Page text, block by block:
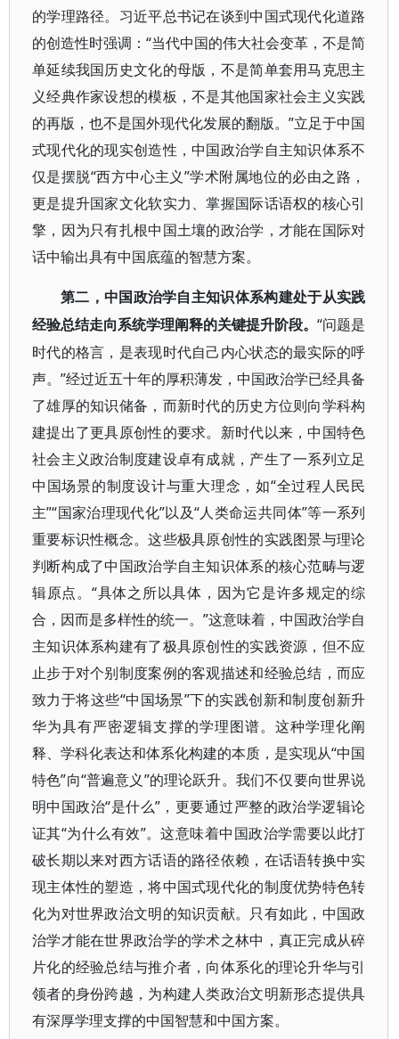
的学理路径。习近平总书记在谈到中国式现代化道路
的创造性时强调：“当代中国的伟大社会变革，不是简
单延续我国历史文化的母版，不是简单套用马克思主
义经典作家设想的模板，不是其他国家社会主义实践
的再版，也不是国外现代化发展的翻版。”立足于中国
式现代化的现实创造性，中国政治学自主知识体系不
仅是摆脱“西方中心主义”学术附属地位的必由之路，
更是提升国家文化软实力、掌握国际话语权的核心引
擎，因为只有扎根中国土壤的政治学，才能在国际对
话中输出具有中国底蕴的智慧方案。
第二，中国政治学自主知识体系构建处于从实践
经验总结走向系统学理阐释的关键提升阶段。“问题是
时代的格言，是表现时代自己内心状态的最实际的呼
声。”经过近五十年的厚积薄发，中国政治学已经具备
了雄厚的知识储备，而新时代的历史方位则向学科构
建提出了更具原创性的要求。新时代以来，中国特色
社会主义政治制度建设卓有成就，产生了一系列立足
中国场景的制度设计与重大理念，如“全过程人民民
主”“国家治理现代化”以及“人类命运共同体”等一系列
重要标识性概念。这些极具原创性的实践图景与理论
判断构成了中国政治学自主知识体系的核心范畴与逻
辑原点。“具体之所以具体，因为它是许多规定的综
合，因而是多样性的统一。”这意味着，中国政治学自
主知识体系构建有了极具原创性的实践资源，但不应
止步于对个别制度案例的客观描述和经验总结，而应
致力于将这些“中国场景”下的实践创新和制度创新升
华为具有严密逻辑支撑的学理图谱。这种学理化阐
释、学科化表达和体系化构建的本质，是实现从“中国
特色”向“普遍意义”的理论跃升。我们不仅要向世界说
明中国政治“是什么”，更要通过严整的政治学逻辑论
证其“为什么有效”。这意味着中国政治学需要以此打
破长期以来对西方话语的路径依赖，在话语转换中实
现主体性的塑造，将中国式现代化的制度优势特色转
化为对世界政治文明的知识贡献。只有如此，中国政
治学才能在世界政治学的学术之林中，真正完成从碎
片化的经验总结与推介者，向体系化的理论升华与引
领者的身份跨越，为构建人类政治文明新形态提供具
有深厚学理支撑的中国智慧和中国方案。